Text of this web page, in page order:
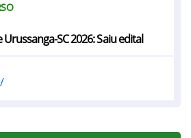
SC 2026: Saiu edital